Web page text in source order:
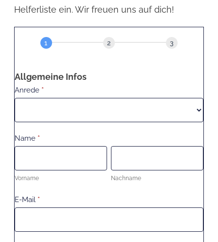
Helferliste ein. Wir freuen uns auf dich!
VielseitigkeitsWBO2026
Allgemeine Infos
Anrede *
Name *
Vorname Nachname
E-Mail *